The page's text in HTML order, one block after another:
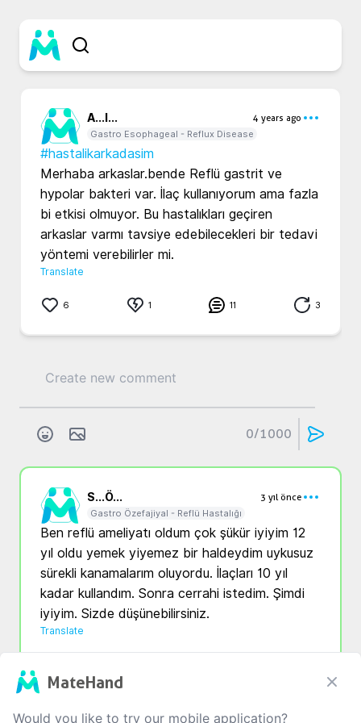
A...I...
4 years ago
Gastro Esophageal - Reflux Disease
#hastalikarkadasim
Merhaba arkaslar.bende Reflü gastrit ve
hypolar bakteri var. İlaç kullanıyorum ama fazla
bi etkisi olmuyor. Bu hastalıkları geçiren
arkaslar varmı tavsiye edebilecekleri bir tedavi
yöntemi verebilirler mi.
Translate
6 1 11 3
0/1000
S...Ö...
3 yıl önce
Gastro Özefajiyal - Reflü Hastalığı
Ben reflü ameliyatı oldum çok şükür iyiyim 12
yıl oldu yemek yiyemez bir haldeydim uykusuz
sürekli kanamalarım oluyordu. İlaçları 10 yıl
kadar kullandım. Sonra cerrahi istedim. Şimdi
iyiyim. Sizde düşünebilirsiniz.
Translate
MateHand
Would you like to try our mobile application?